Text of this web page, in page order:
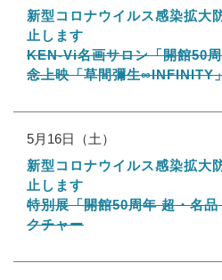
新型コロナウイルス感染拡大
止します
KEN-Vi名画サロン「開館50
念上映「草間彌生∞INFINITY
5月16日（土）
新型コロナウイルス感染拡大
止します
特別展「開館50周年 超・名
クチャー